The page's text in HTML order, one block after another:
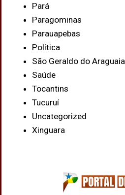
Pará
Paragominas
Parauapebas
Política
São Geraldo do Araguaia
Saúde
Tocantins
Tucuruí
Uncategorized
Xinguara